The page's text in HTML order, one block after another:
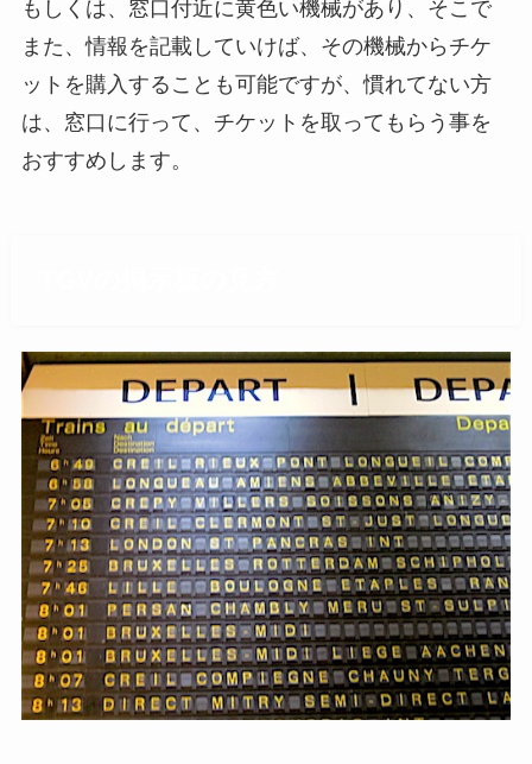
もしくは、窓口付近に黄色い機械があり、そこで
また、情報を記載していけば、その機械からチケ
ットを購入することも可能ですが、慣れてない方
は、窓口に行って、チケットを取ってもらう事を
おすすめします。